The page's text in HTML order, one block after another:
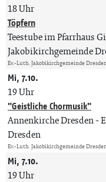
18 Uhr
Töpfern
Teestube im Pfarrhaus
Jakobikirchgemeinde
Ev.-Luth. Jakobikirchgemeinde
Mi, 7.10.
19 Uhr
"Geistliche Chormusik"
Annenkirche Dresden
Dresden
Ev.-Luth. Jakobikirchgemeinde
Mi, 7.10.
19 Uhr